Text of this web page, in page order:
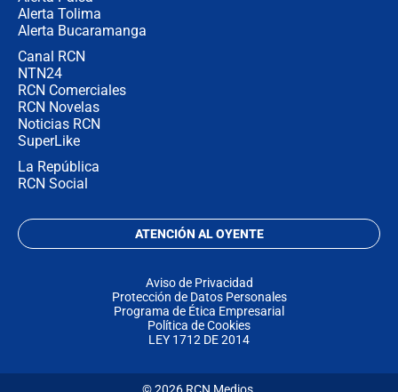
Alerta Tolima
Alerta Bucaramanga
Canal RCN
NTN24
RCN Comerciales
RCN Novelas
Noticias RCN
SuperLike
La República
RCN Social
ATENCIÓN AL OYENTE
Aviso de Privacidad
Protección de Datos Personales
Programa de Ética Empresarial
Política de Cookies
LEY 1712 DE 2014